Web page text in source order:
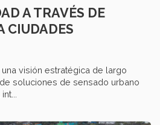
A TRAVÉS DE
CIUDADES
visión estratégica de largo
soluciones de sensado urbano